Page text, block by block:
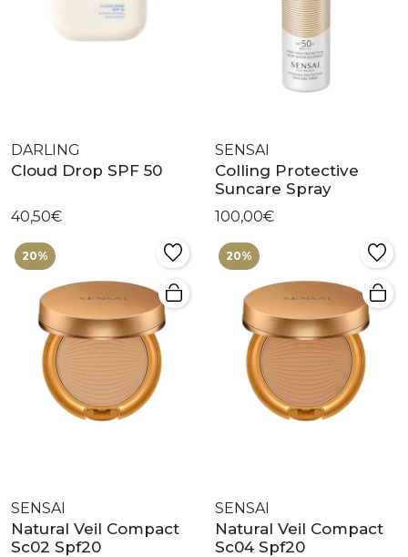
DARLING
Cloud Drop SPF 50
40,50€
SENSAI
Colling Protective
Suncare Spray
100,00€
20%
SENSAI
Natural Veil Compact
Sc02 Spf20
20%
SENSAI
Natural Veil Compact
Sc04 Spf20